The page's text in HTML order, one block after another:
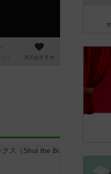
次のおすすめ